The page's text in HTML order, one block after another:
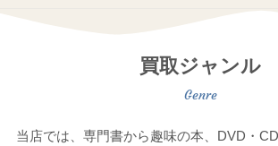
買取ジャンル
当店では、専門書から趣味の本、DVD・